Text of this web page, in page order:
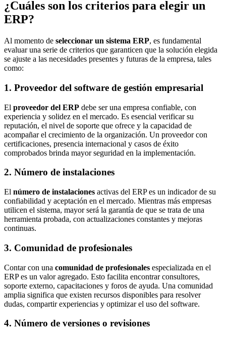
¿Cuáles son los criterios para elegir un
ERP?
Al momento de seleccionar un sistema ERP, es fundamental
evaluar una serie de criterios que garanticen que la solución elegida
se ajuste a las necesidades presentes y futuras de la empresa, tales
como:
1. Proveedor del software de gestión empresarial
El proveedor del ERP debe ser una empresa confiable, con
experiencia y solidez en el mercado. Es esencial verificar su
reputación, el nivel de soporte que ofrece y la capacidad de
acompañar el crecimiento de la organización. Un proveedor con
certificaciones, presencia internacional y casos de éxito
comprobados brinda mayor seguridad en la implementación.
2. Número de instalaciones
El número de instalaciones activas del ERP es un indicador de su
confiabilidad y aceptación en el mercado. Mientras más empresas
utilicen el sistema, mayor será la garantía de que se trata de una
herramienta probada, con actualizaciones constantes y mejoras
continuas.
3. Comunidad de profesionales
Contar con una comunidad de profesionales especializada en el
ERP es un valor agregado. Esto facilita encontrar consultores,
soporte externo, capacitaciones y foros de ayuda. Una comunidad
amplia significa que existen recursos disponibles para resolver
dudas, compartir experiencias y optimizar el uso del software.
4. Número de versiones o revisiones